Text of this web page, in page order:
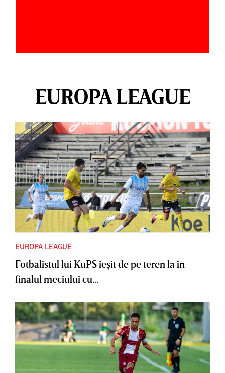
EUROPA LEAGUE
EUROPA LEAGUE
Fotbalistul lui KuPS ieşit de pe teren la în
finalul meciului cu...